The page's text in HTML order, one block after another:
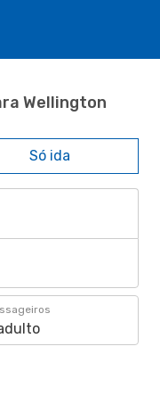
Wellington
Só ida